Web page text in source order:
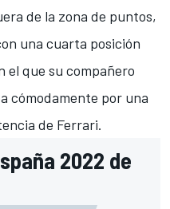
de la zona de puntos,
una cuarta posición
el que su compañero
cómodamente por una
de Ferrari.
2022 de